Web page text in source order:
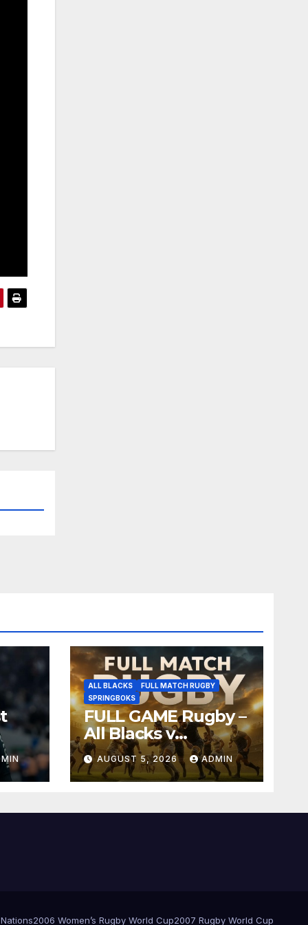
ALL BLACKS
FULL MATCH RUGBY
SPRINGBOKS
FULL GAME Rugby –
All Blacks v
Springboks – 1996 –
Pretoria
AUGUST 5, 2026 ADMIN
2006 Women’s Rugby World Cup2007 Rugby World Cup